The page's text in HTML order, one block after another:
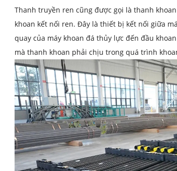
Thanh truyền ren cũng được gọi là thanh
khoan kết nối ren. Đây là thiết bị kết nối giữa
quay của máy khoan đá thủy lực đến đầu
mà thanh khoan phải chịu trong quá trình